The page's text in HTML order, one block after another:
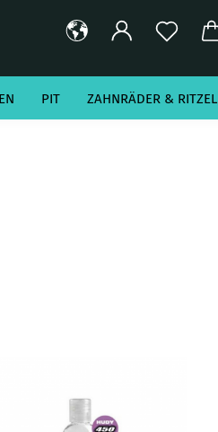
PIT ZAHNRÄDER & RITZEL